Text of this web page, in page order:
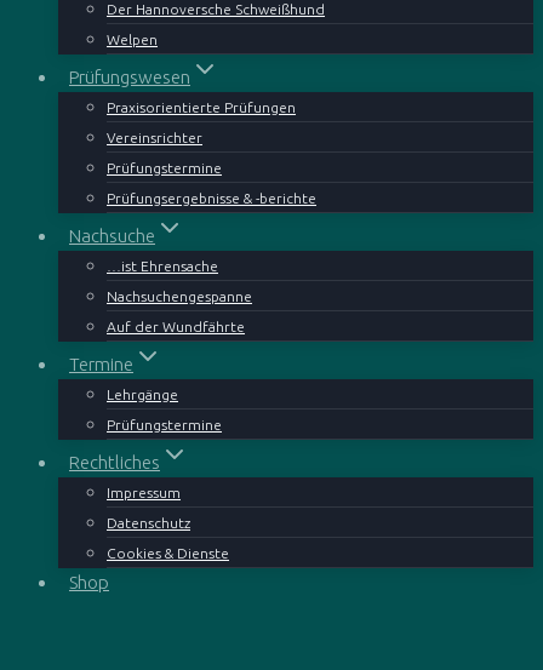
Der Hannoversche Schweißhund
Welpen
Prüfungswesen
Praxisorientierte Prüfungen
Vereinsrichter
Prüfungstermine
Prüfungsergebnisse & -berichte
Nachsuche
…ist Ehrensache
Nachsuchengespanne
Auf der Wundfährte
Termine
Lehrgänge
Prüfungstermine
Rechtliches
Impressum
Datenschutz
Cookies & Dienste
Shop